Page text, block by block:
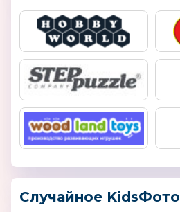
Случайное KidsФото